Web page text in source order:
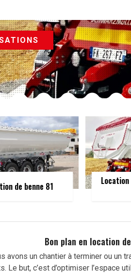
de benne 81
Bon plan en location
avons un chantier à terminer ou un
Le but, c’est d’optimiser l’espace